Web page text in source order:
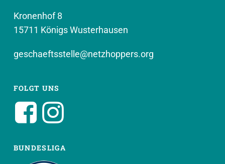
Kronenhof 8
15711 Königs Wusterhausen
geschaeftsstelle@netzhoppers.org
FOLGT UNS
BUNDESLIGA